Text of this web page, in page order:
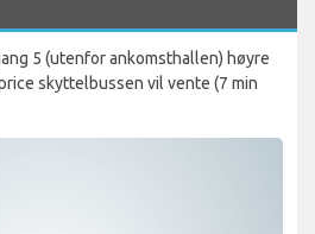
5 (utenfor ankomsthallen) høyre
skyttelbussen vil vente (7 min